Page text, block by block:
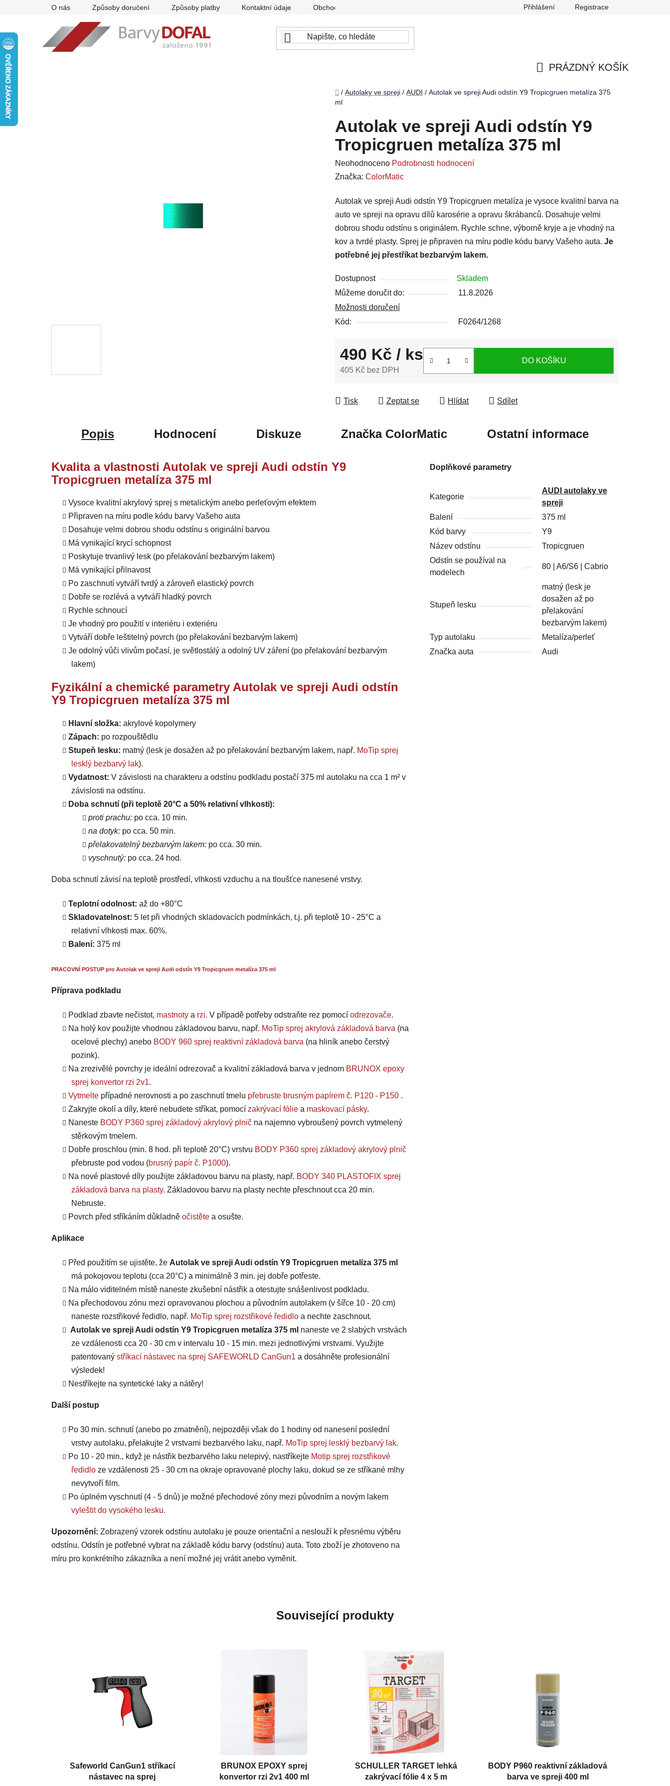
O nás Způsoby doručení Způsoby platby Kontaktní údaje Obchodní podmínky Reklamace Odstoupení od smlouvy
Přihlášení Registrace
PRÁZDNÝ KOŠÍK
Domů
/ Autolaky ve spreji / AUDI / Autolak ve spreji Audi odstín Y9 Tropicgruen metalíza 375
ml
Autolak ve spreji Audi odstín Y9
Tropicgruen metalíza 375 ml
Průměrné
hodnocení
je
0,0
z
5
hvězdiček.
Neohodnoceno Podrobnosti hodnocení
Značka: ColorMatic
Autolak ve spreji Audi odstín Y9 Tropicgruen metalíza je vysoce kvalitní barva na
auto ve spreji na opravu dílů karosérie a opravu škrábanců. Dosahuje velmi
dobrou shodu odstínu s originálem. Rychle schne, výborně kryje a je vhodný na
kov a tvrdé plasty. Sprej je připraven na míru podle kódu barvy Vašeho auta. Je
potřebné jej přestříkat bezbarvým lakem.
Dostupnost
Skladem
Můžeme doručit do:
11.8.2026
Možnosti doručení
Kód:
F0264/1268
490 Kč / ks
405 Kč bez DPH
DO KOŠÍKU
Tisk Zeptat se Hlídat Sdílet
Popis Hodnocení Diskuze ZnačkaColorMatic Ostatní informace
Kvalita a vlastnosti Autolak ve spreji Audi odstín Y9
Tropicgruen metalíza 375 ml
Vysoce kvalitní akrylový sprej s metalickým anebo perleťovým efektem
Připraven na míru podle kódu barvy Vašeho auta
Dosahuje velmi dobrou shodu odstínu s originální barvou
Má vynikající krycí schopnost
Poskytuje trvanlivý lesk (po přelakování bezbarvým lakem)
Má vynikající přilnavost
Po zaschnutí vytváří tvrdý a zároveň elastický povrch
Dobře se rozlévá a vytváří hladký povrch
Rychle schnoucí
Je vhodný pro použití v interiéru i exteriéru
Vytváří dobře leštitelný povrch (po přelakování bezbarvým lakem)
Je odolný vůči vlivům počasí, je světlostálý a odolný UV záření (po přelakování bezbarvým
lakem)
Fyzikální a chemické parametry Autolak ve spreji Audi odstín
Y9 Tropicgruen metalíza 375 ml
Hlavní složka: akrylové kopolymery
Zápach: po rozpouštědlu
Stupeň lesku: matný (lesk je dosažen až po přelakování bezbarvým lakem, např. MoTip sprej
lesklý bezbarvý lak).
Vydatnost: V závislosti na charakteru a odstínu podkladu postačí 375 ml autolaku na cca 1 m² v
závislosti na odstínu.
Doba schnutí (při teplotě 20°C a 50% relativní vlhkosti):
proti prachu: po cca. 10 min.
na dotyk: po cca. 50 min.
přelakovatelný bezbarvým lakem: po cca. 30 min.
vyschnutý: po cca. 24 hod.
Doba schnutí závisí na teplotě prostředí, vlhkosti vzduchu a na tloušťce nanesené vrstvy.
Teplotní odolnost: až do +80°C
Skladovatelnost: 5 let při vhodných skladovacích podmínkách, t.j. při teplotě 10 - 25°C a
relativní vlhkosti max. 60%.
Balení: 375 ml
PRACOVNÍ POSTUP pro Autolak ve spreji Audi odstín Y9 Tropicgruen metalíza 375 ml
Příprava podkladu
Podklad zbavte nečistot, mastnoty a rzi. V případě potřeby odstraňte rez pomocí odrezovače.
Na holý kov použijte vhodnou základovou barvu, např. MoTip sprej akrylová základová barva (na
ocelové plechy) anebo BODY 960 sprej reaktivní základová barva (na hliník anebo čerstvý
pozink).
Na zrezivělé povrchy je ideální odrezovač a kvalitní základová barva v jednom BRUNOX epoxy
sprej konvertor rzi 2v1.
Vytmelte případné nerovnosti a po zaschnutí tmelu přebruste brusným papírem č. P120 - P150 .
Zakryjte okolí a díly, které nebudete stříkat, pomocí zakrývací fólie a maskovací pásky.
Naneste BODY P360 sprej základový akrylový plnič na najemno vybroušený povrch vytmelený
stěrkovým tmelem.
Dobře proschlou (min. 8 hod. při teplotě 20°C) vrstvu BODY P360 sprej základový akrylový plnič
přebruste pod vodou (brusný papír č. P1000).
Na nové plastové díly použijte základovou barvu na plasty, např. BODY 340 PLASTOFIX sprej
základová barva na plasty. Základovou barvu na plasty nechte přeschnout cca 20 min.
Nebruste.
Povrch před stříkáním důkladně očistěte a osušte.
Aplikace
Před použitím se ujistěte, že Autolak ve spreji Audi odstín Y9 Tropicgruen metalíza 375 ml
má pokojovou teplotu (cca 20°C) a minimálně 3 min. jej dobře potřeste.
Na málo viditelném místě naneste zkušební nástřik a otestujte snášenlivost podkladu.
Na přechodovou zónu mezi opravovanou plochou a původním autolakem (v šířce 10 - 20 cm)
naneste rozstřikové ředidlo, např. MoTip sprej rozstřikové ředidlo a nechte zaschnout.
Autolak ve spreji Audi odstín Y9 Tropicgruen metalíza 375 ml naneste ve 2 slabých vrstvách
ze vzdálenosti cca 20 - 30 cm v intervalu 10 - 15 min. mezi jednotlivými vrstvami. Využijte
patentovaný stříkací nástavec na sprej SAFEWORLD CanGun1 a dosáhněte profesionální
výsledek!
Nestříkejte na syntetické laky a nátěry!
Další postup
Po 30 min. schnutí (anebo po zmatnění), nejpozději však do 1 hodiny od nanesení poslední
vrstvy autolaku, přelakujte 2 vrstvami bezbarvého laku, např. MoTip sprej lesklý bezbarvý lak.
Po 10 - 20 min., když je nástřik bezbarvého laku nelepivý, nastříkejte Motip sprej rozstřikové
ředidlo ze vzdálenosti 25 - 30 cm na okraje opravované plochy laku, dokud se ze stříkané mlhy
nevytvoří film.
Po úplném vyschnutí (4 - 5 dnů) je možné přechodové zóny mezi původním a novým lakem
vyleštit do vysokého lesku.
Upozornění: Zobrazený vzorek odstínu autolaku je pouze orientační a neslouží k přesnému výběru
odstínu. Odstín je potřebné vybrat na základě kódu barvy (odstínu) auta. Toto zboží je zhotoveno na
míru pro konkrétního zákazníka a není možné jej vrátit anebo vyměnit.
Doplňkové parametry
Kategorie
AUDI autolaky ve
spreji
Balení
375 ml
Kód barvy
Y9
Název odstínu
Tropicgruen
Odstín se používal na
modelech
80 | A6/S6 | Cabrio
Stupeň lesku
matný (lesk je
dosažen až po
přelakování
bezbarvým lakem)
Typ autolaku
Metalíza/perleť
Značka auta
Audi
Související produkty
Safeworld CanGun1 stříkací
nástavec na sprej
BRUNOX EPOXY sprej
konvertor rzi 2v1 400 ml
SCHULLER TARGET lehká
zakrývací fólie 4 x 5 m
BODY P960 reaktivní základová
barva ve spreji 400 ml